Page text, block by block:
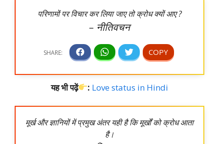
परिणामों पर विचार कर लिया जाए तो क्रोध क्यों आए ?
– नीतिवचन
यह भी पढ़ें : Love status in Hindi
मूर्ख और ज्ञानियों में प्रमुख अंतर यही है कि मूर्खों को क्रोध आता
है।